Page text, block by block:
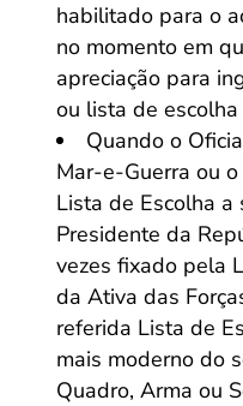
habilitado para o
no momento em
apreciação para
ou lista de escolha
Quando o
Mar-e-Guerra ou
Lista de Escolha
Presidente da
vezes fixado pela
da Ativa das
referida Lista de
mais moderno do
Quadro, Arma ou